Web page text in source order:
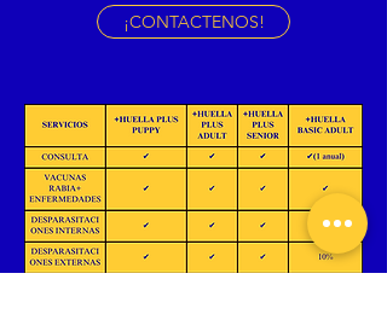
¡CONTACTENOS!